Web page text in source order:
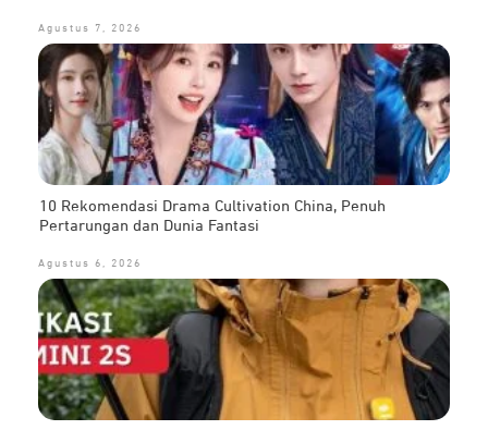
Agustus 7, 2026
10 Rekomendasi Drama Cultivation China, Penuh
Pertarungan dan Dunia Fantasi
Agustus 6, 2026